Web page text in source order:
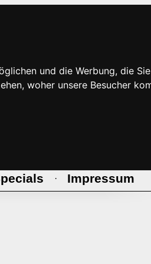
und die Werbung, die
woher unsere Besucher
· Impressum